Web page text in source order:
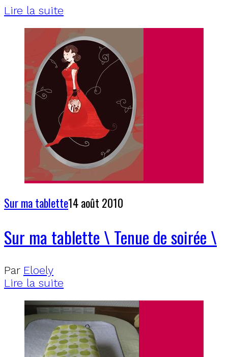
Lire la suite
Sur ma tablette14 août 2010
Sur ma tablette \ Tenue de soirée \
Par Eloely
Lire la suite